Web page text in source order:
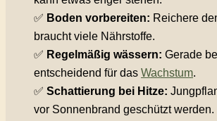
✅ Boden vorbereiten: Reichere
braucht viele Nährstoffe.
✅ Regelmäßig wässern: Gerade
entscheidend für das Wachstum.
✅ Schattierung bei Hitze:
vor Sonnenbrand geschützt werden.